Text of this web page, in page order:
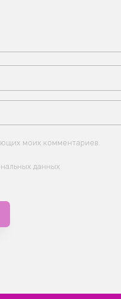
моих комментариев.
данных